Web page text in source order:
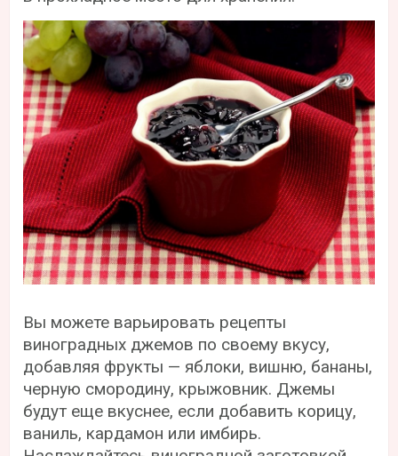
Вы можете варьировать рецепты
виноградных джемов по своему вкусу,
добавляя фрукты — яблоки, вишню, бананы,
черную смородину, крыжовник. Джемы
будут еще вкуснее, если добавить корицу,
ваниль, кардамон или имбирь.